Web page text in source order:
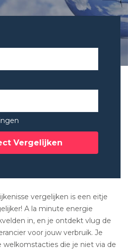
Vergelijken
vergelijken is een eitje
A la minute energie
in, en je ontdekt vlug de
voor jouw verbruik. Je
welkomstacties die je niet via de